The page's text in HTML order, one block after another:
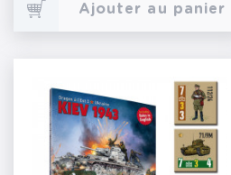
Ajouter au panier